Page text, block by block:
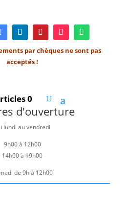
par chèques ne sont pas
acceptés !
0
d'ouverture
lundi au vendredi
9h00 à 12h00
14h00 à 19h00
de 9h à 12h00